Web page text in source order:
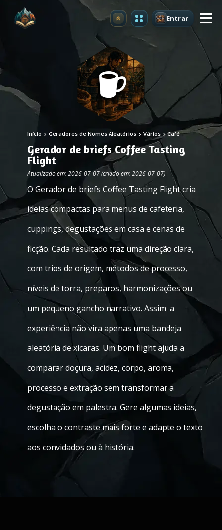
Atualizar Entrar
Início Geradores de Nomes Aleatórios Vários Café
Gerador de briefs Coffee Tasting
Flight
Atualizado em: 2026-07-07 (criado em: 2026-07-07)
O Gerador de briefs Coffee Tasting Flight cria
ideias compactas para menus de cafeteria,
cuppings, degustações em casa e cenas de
ficção. Cada resultado traz uma direção clara,
com trios de origem, métodos de processo,
níveis de torra, preparos, harmonizações ou
um pequeno gancho narrativo. Assim, a
experiência não vira apenas uma bandeja
aleatória de xícaras. Um bom flight ajuda a
comparar doçura, acidez, corpo, aroma,
processo e extração sem transformar a
degustação em palestra. Gere algumas ideias,
escolha o contraste mais forte e adapte o texto
aos convidados ou à história.